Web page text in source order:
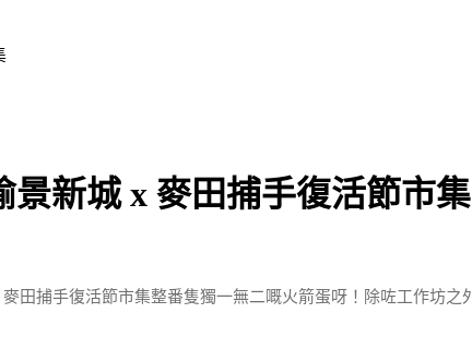
新城 x 麥田捕手復活節市集
田捕手復活節市集整番隻獨一無二嘅火箭蛋呀！ 除咗工作坊之